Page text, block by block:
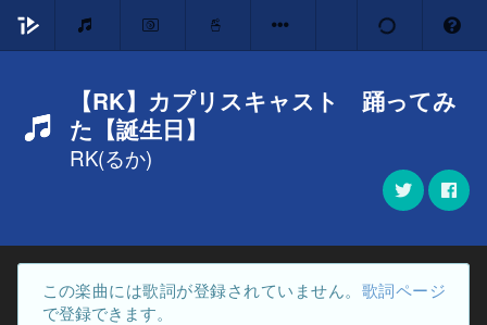
【RK】カプリスキャスト 踊ってみ
た【誕生日】
RK(るか)
この楽曲には歌詞が登録されていません。 歌詞ページ
で登録できます。